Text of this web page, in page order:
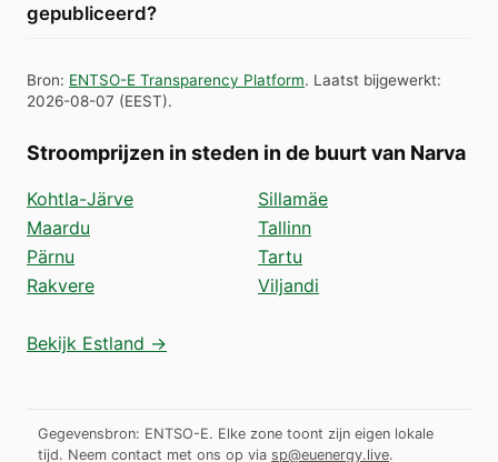
gepubliceerd?
Bron: ENTSO-E Transparency Platform. Laatst bijgewerkt:
2026-08-07 (EEST).
Stroomprijzen in steden in de buurt van Narva
Kohtla-Järve
Maardu
Pärnu
Rakvere
Sillamäe
Tallinn
Tartu
Viljandi
Bekijk Estland →
Gegevensbron: ENTSO-E. Elke zone toont zijn eigen lokale
tijd. Neem contact met ons op via sp@euenergy.live.